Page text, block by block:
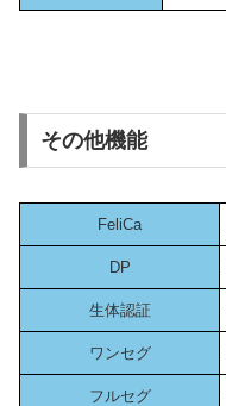
その他機能
FeliCa
DP
生体認証
ワンセグ
フルセグ